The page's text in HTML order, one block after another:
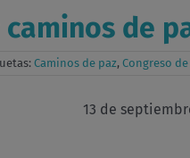
de
Caminos de paz, Congreso
13 de septiembre